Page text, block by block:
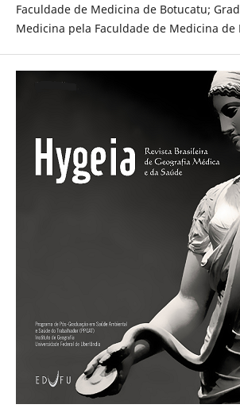
Faculdade de Medicina de Botucatu;
Medicina pela Faculdade de Medicina de